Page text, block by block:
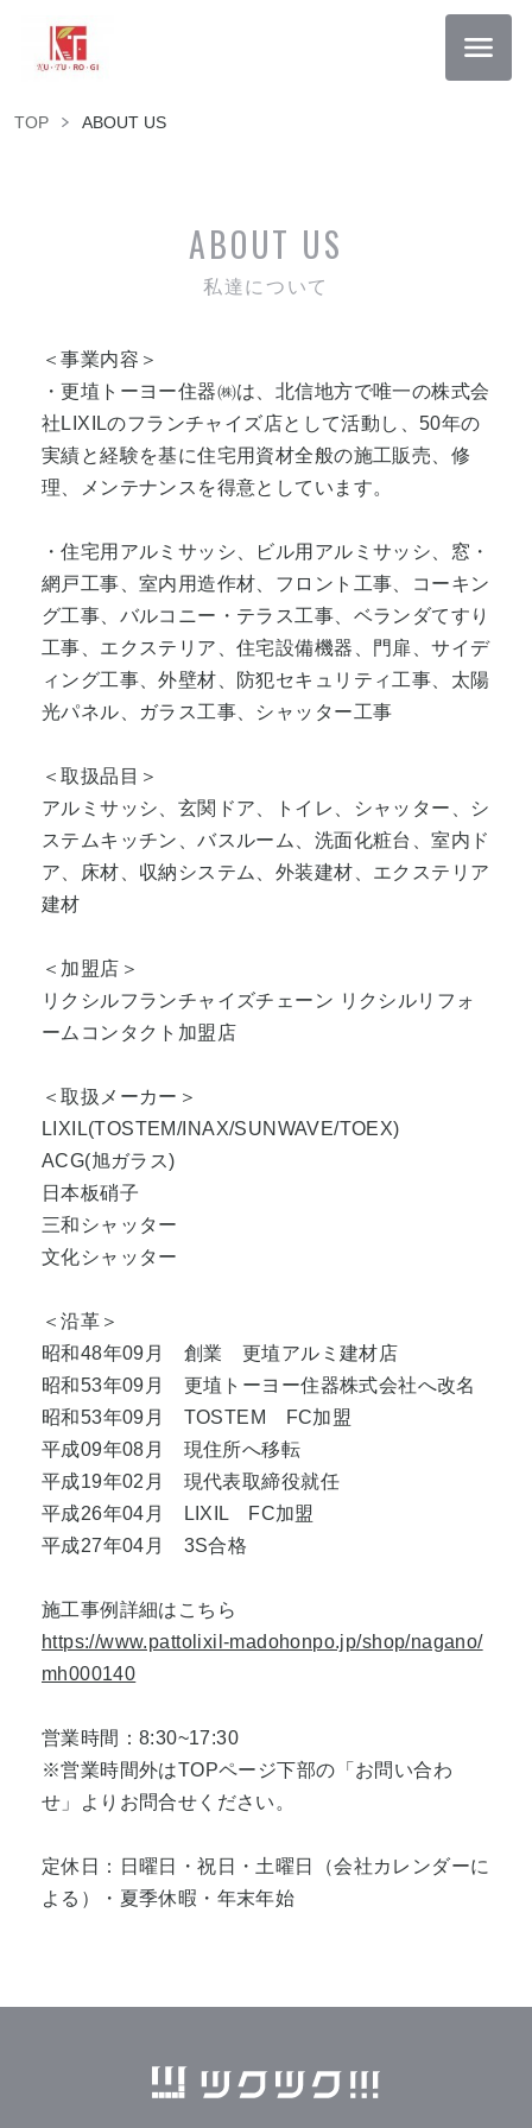
TOP ABOUT US
ABOUT US
私達について
＜事業内容＞
・更埴トーヨー住器㈱は、北信地方で唯一の株式会
社LIXILのフランチャイズ店として活動し、50年の
実績と経験を基に住宅用資材全般の施工販売、修
理、メンテナンスを得意としています。
・住宅用アルミサッシ、ビル用アルミサッシ、窓・
網戸工事、室内用造作材、フロント工事、コーキン
グ工事、バルコニー・テラス工事、ベランダてすり
工事、エクステリア、住宅設備機器、門扉、サイデ
ィング工事、外壁材、防犯セキュリティ工事、太陽
光パネル、ガラス工事、シャッター工事
＜取扱品目＞
アルミサッシ、玄関ドア、トイレ、シャッター、シ
ステムキッチン、バスルーム、洗面化粧台、室内ド
ア、床材、収納システム、外装建材、エクステリア
建材
＜加盟店＞
リクシルフランチャイズチェーン リクシルリフォ
ームコンタクト加盟店
＜取扱メーカー＞
LIXIL(TOSTEM/INAX/SUNWAVE/TOEX)
ACG(旭ガラス)
日本板硝子
三和シャッター
文化シャッター
＜沿革＞
昭和48年09月 創業 更埴アルミ建材店
昭和53年09月 更埴トーヨー住器株式会社へ改名
昭和53年09月 TOSTEM FC加盟
平成09年08月 現住所へ移転
平成19年02月 現代表取締役就任
平成26年04月 LIXIL FC加盟
平成27年04月 3S合格
施工事例詳細はこちら
https://www.pattolixil-madohonpo.jp/shop/nagano/
mh000140
営業時間：8:30~17:30
※営業時間外はTOPページ下部の「お問い合わ
せ」よりお問合せください。
定休日：日曜日・祝日・土曜日（会社カレンダーに
よる）・夏季休暇・年末年始